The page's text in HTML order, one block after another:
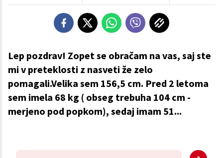
Lep pozdrav! Zopet se obračam na vas, saj ste
mi v preteklosti z nasveti že zelo
pomagali.Velika sem 156,5 cm. Pred 2 letoma
sem imela 68 kg ( obseg trebuha 104 cm -
merjeno pod popkom), sedaj imam 51...